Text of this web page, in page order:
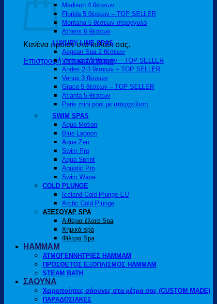
Κανένα προϊόν στο καλάθι σας.
Επιστροφή στο κατάστημα
Madison 4 θέσεων
Florida 5 θέσεων – TOP SELLER
Montana 5 θέσεων στρογγυλό
Athens 6 θέσεων
LUXURY LINE SPAS
Aegean Spa 2 θέσεων
Victoria 2-3 θέσεων – TOP SELLER
Andes 2-3 θέσεων – TOP SELLER
Venus 3 θέσεων
Grace 5 θέσεων – TOP SELLER
Atlanta 5 θέσεων
Paris mini pool με υπερχείλιση
SWIM SPAS
Aqua Motion
Blue Lagoon
Aqua Zen
Swim Pro
Aqua Sprint
Aquatic Pro
Swim Wave
COLD PLUNGE
Iceland Cold Plunge EU
Arctic Cold Plunge
ΑΞΕΣΟΥΑΡ SPA
Αιθέρια έλαια Spa
Χημικά spa
Φίλτρα Spa
HAMMAM
ΑΤΜΟΓΕΝΝΗΤΡΙΕΣ HAMMAM
ΠΡΟΣΘΕΤΟΣ ΕΞΟΠΛΙΣΜΟΣ HAMMAM
STEAM BATH
ΣΑΟΥΝΑ
Χειροποίητες σάουνες στα μέτρα σας (CUSTOM MADE)
ΠΑΡΑΔΟΣΙΑΚΕΣ